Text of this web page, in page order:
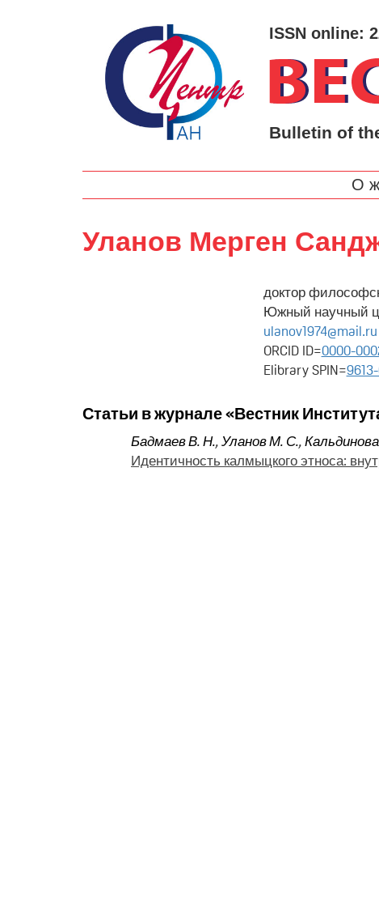
ISSN online:
Bulletin of
О
Уланов Мерген
доктор
Южный научный
ulanov1974@mail.ru
ORCID ID=0000-
Elibrary SPIN=
Статьи в журнале «Вестник
Бадмаев В. Н.,Уланов М. С.,
Идентичность калмыцкого этноса: